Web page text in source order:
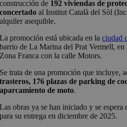
construcción de 192 viviendas de
concertado al Institut Català del Sòl
alquiler asequible.
La promoción está ubicada en laciudad
barrio de La Marina del Prat Vermell, en
Zona Franca con la calle Motors.
Se trata de una promoción que incluye,
trasteros, 176 plazas de parking de
aparcamiento de moto.
Las obras ya se han iniciado y se espera
para su entrega en diciembre de 2025.